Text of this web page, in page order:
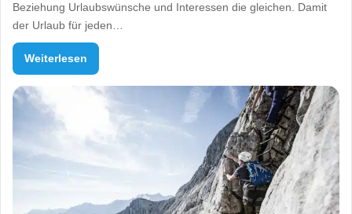
Beziehung Urlaubswünsche und Interessen die gleichen. Damit
der Urlaub für jeden…
Weiterlesen